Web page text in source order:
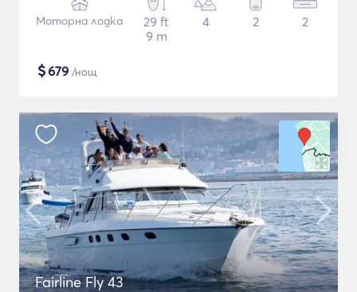
Моторна лодка
29 ft
9 m
4 2 2
$679 /нощ
Fairline Fly 43